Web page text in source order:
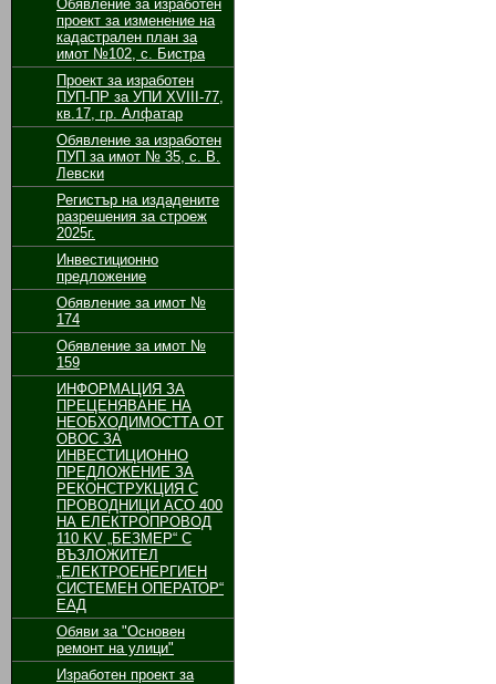
Обявление за изработен
проект за изменение на
кадастрален план за
имот №102, с. Бистра
Проект за изработен
ПУП-ПР за УПИ ХVІІІ-77,
кв.17, гр. Алфатар
Обявление за изработен
ПУП за имот № 35, с. В.
Левски
Регистър на издадените
разрешения за строеж
2025г.
Инвестиционно
предложение
Обявление за имот №
174
Обявление за имот №
159
ИНФОРМАЦИЯ ЗА
ПРЕЦЕНЯВАНЕ НА
НЕОБХОДИМОСТТА ОТ
ОВОС ЗА
ИНВЕСТИЦИОННО
ПРЕДЛОЖЕНИЕ ЗА
РЕКОНСТРУКЦИЯ С
ПРОВОДНИЦИ АСО 400
НА ЕЛЕКТРОПРОВОД
110 KV „БЕЗМЕР“ С
ВЪЗЛОЖИТЕЛ
„ЕЛЕКТРОЕНЕРГИЕН
СИСТЕМЕН ОПЕРАТОР“
ЕАД
Обяви за "Основен
ремонт на улици"
Изработен проект за